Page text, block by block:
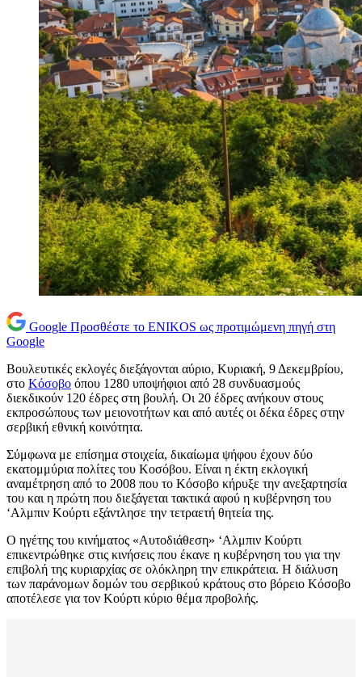
Google Προσθέστε το ENIKOS ως προτιμώμενη πηγή στη
Google
Βουλευτικές εκλογές διεξάγονται αύριο, Κυριακή, 9 Δεκεμβρίου,
στο Κόσοβο όπου 1280 υποψήφιοι από 28 συνδυασμούς
διεκδικούν 120 έδρες στη βουλή. Οι 20 έδρες ανήκουν στους
εκπροσώπους των μειονοτήτων και από αυτές οι δέκα έδρες στην
σερβική εθνική κοινότητα.
Σύμφωνα με επίσημα στοιχεία, δικαίωμα ψήφου έχουν δύο
εκατομμύρια πολίτες του Κοσόβου. Είναι η έκτη εκλογική
αναμέτρηση από το 2008 που το Κόσοβο κήρυξε την ανεξαρτησία
του και η πρώτη που διεξάγεται τακτικά αφού η κυβέρνηση του
‘Αλμπιν Κούρτι εξάντλησε την τετραετή θητεία της.
O ηγέτης του κινήματος «Αυτοδιάθεση» ‘Αλμπιν Κούρτι
επικεντρώθηκε στις κινήσεις που έκανε η κυβέρνηση του για την
επιβολή της κυριαρχίας σε ολόκληρη την επικράτεια. Η διάλυση
των παράνομων δομών του σερβικού κράτους στο βόρειο Κόσοβο
αποτέλεσε για τον Κούρτι κύριο θέμα προβολής.